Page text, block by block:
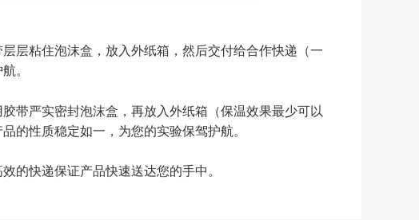
层粘住泡沫盒，放入外纸箱，然后交付给合作快递（一
。
带严实密封泡沫盒，再放入外纸箱（保温效果最少可以
的性质稳定如一，为您的实验保驾护航。
的快递保证产品快速送达您的手中。